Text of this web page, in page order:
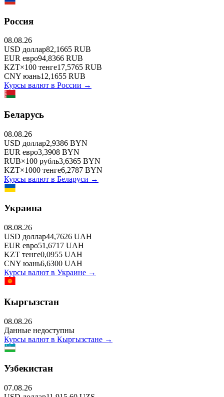
Россия
08.08.26
USD доллар82,1665 RUB
EUR евро94,8366 RUB
KZT×100 тенге17,5765 RUB
CNY юань12,1655 RUB
Курсы валют в России →
Беларусь
08.08.26
USD доллар2,9386 BYN
EUR евро3,3908 BYN
RUB×100 рубль3,6365 BYN
KZT×1000 тенге6,2787 BYN
Курсы валют в Беларуси →
Украина
08.08.26
USD доллар44,7626 UAH
EUR евро51,6717 UAH
KZT тенге0,0955 UAH
CNY юань6,6300 UAH
Курсы валют в Украине →
Кыргызстан
08.08.26
Данные недоступны
Курсы валют в Кыргызстане →
Узбекистан
07.08.26